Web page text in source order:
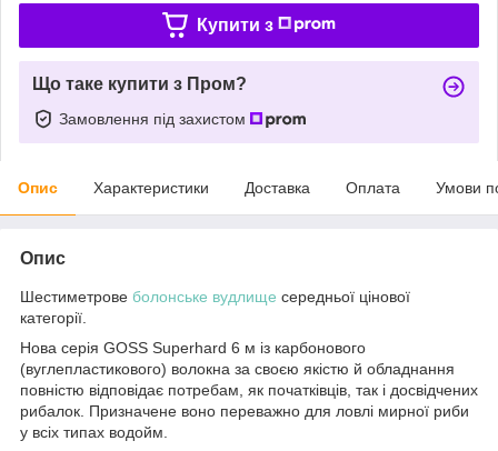
Купити з
Що таке купити з Пром?
Замовлення під захистом
Опис Характеристики Доставка Оплата Умови
Опис
Шестиметрове болонське вудлище середньої цінової
категорії.
Нова серія GOSS Superhard 6 м із карбонового
(вуглепластикового) волокна за своєю якістю й обладнання
повністю відповідає потребам, як початківців, так і досвідчених
рибалок. Призначене воно переважно для ловлі мирної риби
у всіх типах водойм.